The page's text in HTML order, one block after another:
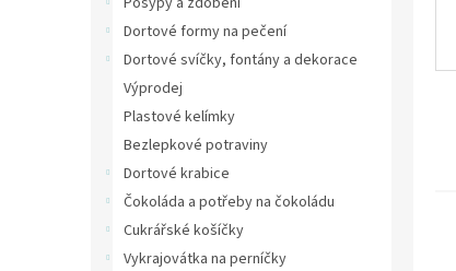
Dortové formy na pečení
Dortové svíčky, fontány a dekorace
Výprodej
Plastové kelímky
Bezlepkové potraviny
Dortové krabice
Čokoláda a potřeby na čokoládu
Cukrářské košíčky
Vykrajovátka na perníčky